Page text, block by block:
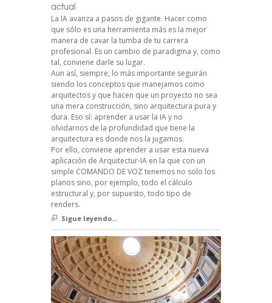
actual
La IA avanza a pasos de gigante. Hacer como
que sólo es una herramienta más es la mejor
manera de cavar la tumba de tu carrera
profesional. Es un cambio de paradigma y, como
tal, conviene darle su lugar.
Aun así, siempre, lo más importante seguirán
siendo los conceptos que manejamos como
arquitectos y que hacen que un proyecto no sea
una mera construcción, sino arquitectura pura y
dura. Eso sí: aprender a usar la IA y no
olvidarnos de la profundidad que tiene la
arquitectura es donde nos la jugamos.
Por ello, conviene aprender a usar esta nueva
aplicación de Arquitectur-IA en la que con un
simple COMANDO DE VOZ tenemos no solo los
planos sino, por ejemplo, todo el cálculo
estructural y, por supuesto, todo tipo de
renders.
Sigue leyendo...